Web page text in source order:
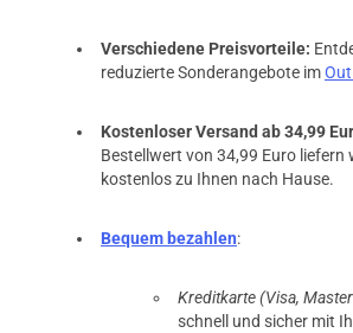
Verschiedene Preisvorteile:
reduzierte Sonderangebote im
Kostenloser Versand ab 34,99
Bestellwert von 34,99 Euro liefern
kostenlos zu Ihnen nach Hause.
Bequem bezahlen:
Kreditkarte (Visa,
schnell und sicher mit